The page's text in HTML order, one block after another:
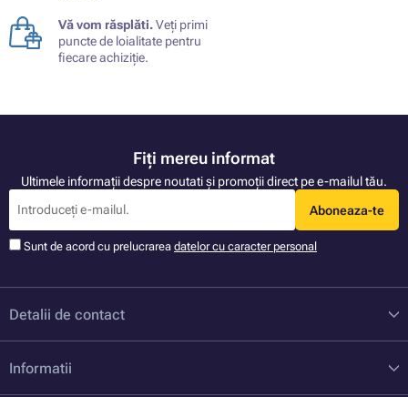
Vă vom răsplăti.Veți primi
puncte de loialitate pentru
fiecare achiziție.
Fiți mereu informat
Ultimele informații despre noutati și promoții direct pe e-mailul tău.
Aboneaza-te
Sunt de acord cu prelucrarea datelor cu caracter personal
Detalii de contact
Informatii